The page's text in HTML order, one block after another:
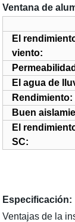
Ventana de
El
viento:
El agua de
Buen
El
SC:
Especificación:
Ventajas de la